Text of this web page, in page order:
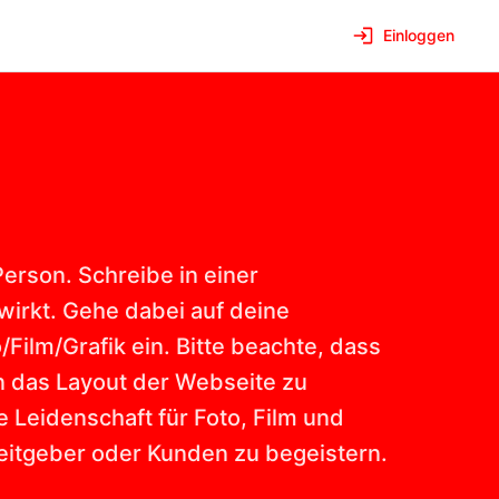
Einloggen
Schreibe in einer
Gehe dabei auf deine
Grafik ein. Bitte beachte, dass
das Layout der Webseite zu
Leidenschaft für Foto, Film und
oder Kunden zu begeistern.